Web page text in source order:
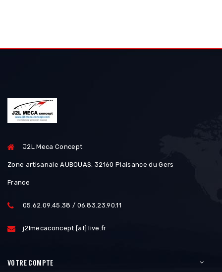
J2L Meca Concept
Zone artisanale AUBOUAS, 32160 Plaisance du Gers
France
05.62.09.45.38 / 06.83.23.90.11
j2lmecaconcept [at] live.fr
VOTRE COMPTE